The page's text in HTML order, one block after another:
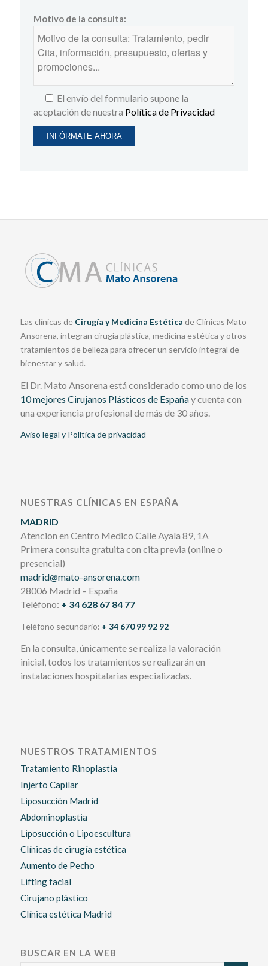
Motivo de la consulta:
El envío del formulario supone la
aceptación de nuestra Política de Privacidad
Las clínicas de Cirugía y Medicina Estética de Clínicas Mato
Ansorena, integran cirugía plástica, medicina estética y otros
tratamientos de belleza para ofrecer un servicio integral de
bienestar y salud.
El Dr. Mato Ansorena está considerado como uno de los
10 mejores Cirujanos Plásticos de Españay cuenta con
una experiencia profesional de más de 30 años.
Aviso legal y Política de privacidad
NUESTRAS CLÍNICAS EN ESPAÑA
MADRID
Atencion en Centro Medico Calle Ayala 89, 1A
Primera consulta gratuita con cita previa (online o
presencial)
madrid@mato-ansorena.com
28006 Madrid – España
Teléfono: + 34 628 67 84 77
Teléfono secundario: + 34 670 99 92 92
En la consulta, únicamente se realiza la valoración
inicial, todos los tratamientos se realizarán en
instalaciones hospitalarias especializadas.
NUESTROS TRATAMIENTOS
Tratamiento Rinoplastia
Injerto Capilar
Liposucción Madrid
Abdominoplastia
Liposucción o Lipoescultura
Clínicas de cirugía estética
Aumento de Pecho
Lifting facial
Cirujano plástico
Clínica estética Madrid
BUSCAR EN LA WEB